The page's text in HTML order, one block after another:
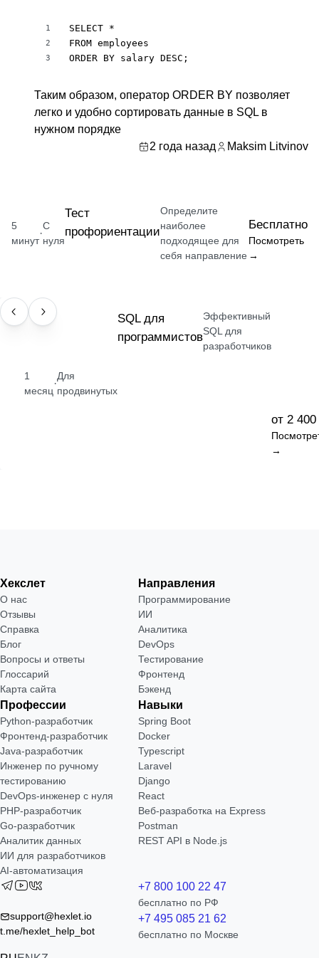
1
2
3
SELECT *
FROM employees
ORDER BY salary DESC;
Таким образом, оператор ORDER BY позволяет
легко и удобно сортировать данные в SQL в
нужном порядке
2 года назад
Maksim Litvinov
5
минут
·
С
нуля
Тест
профориентации
Определите
наиболее
подходящее для
себя направление
Бесплатно
Посмотреть
→
НАВЫК
1
месяц
·
Для
продвинутых
SQL для
программистов
Эффективный
SQL для
разработчиков
от 2
→
Хекслет
О нас
Отзывы
Справка
Блог
Вопросы и ответы
Глоссарий
Карта сайта
Направления
Программирование
ИИ
Аналитика
DevOps
Тестирование
Фронтенд
Бэкенд
Профессии
Python-разработчик
Фронтенд-разработчик
Java-разработчик
Инженер по ручному
тестированию
DevOps-инженер с нуля
РНР-разработчик
Go-разработчик
Аналитик данных
ИИ для разработчиков
AI-автоматизация
Навыки
Spring Boot
Docker
Typescript
Laravel
Django
React
Веб-разработка на Express
Postman
REST API в Node.js
support@hexlet.io
t.me/hexlet_help_bot
+7 800 100 22 47
бесплатно по РФ
+7 495 085 21 62
бесплатно по Москве